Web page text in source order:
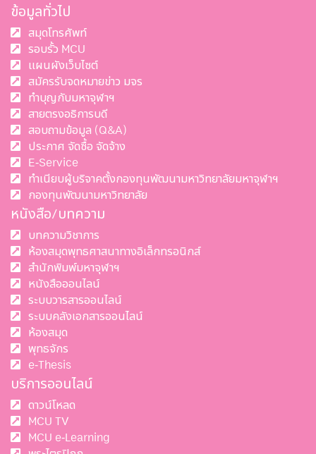
ข้อมูลทั่วไป
สมุดโทรศัพท์
รอบรั้ว MCU
แผนผังเว็บไซต์
สมัครรับจดหมายข่าว มจร
ทำบุญกับมหาจุฬาฯ
สายตรงอธิการบดี
สอบถามข้อมูล (Q&A)
ประกาศ จัดซื้อ จัดจ้าง
E-Service
ทำเนียบผู้บริจาคตั้งกองทุนพัฒนามหาวิทยาลัยมหาจุฬาฯ
กองทุนพัฒนามหาวิทยาลัย
หนังสือ/บทความ
บทความวิชาการ
ห้องสมุดพุทธศาสนาทางอิเล็กทรอนิกส์
สำนักพิมพ์มหาจุฬาฯ
หนังสือออนไลน์
ระบบวารสารออนไลน์
ระบบคลังเอกสารออนไลน์
ห้องสมุด
พุทธจักร
e-Thesis
บริการออนไลน์
ดาวน์โหลด
MCU TV
MCU e-Learning